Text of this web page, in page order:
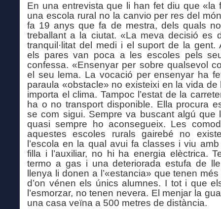
En una entrevista que li han fet diu que «la
una escola rural no lacanvio per resdel
fa 19 anysque fa de mestra, dels quals
treballant a la ciutat. «La meva decisió es
tranquil·litat del medi i el suport de la gent.
els pares van poca a
les escoles pels
confessa. «Ensenyar per sobre qualsevol
el seu lema. La vocació per ensenyar ha
paraula «obstacle» no existeixi en la vida de
importa el clima. Tampoc l’estat de la
ha o no transport disponible. Ella procura
se com sigui. Sempre va buscant algú que
quasi sempre ho aconsegueix. Les
aquestes escoles rurals gairebé no
l’escola en la qual avui fa classes i viu
filla i l’auxiliar, no hi ha energia elèctrica.
termo a gas i una deteriorada estufade
llenya li donen a l’«estancia» que tenen
d’on vénen els únics alumnes. I tot i que
l’esmorzar, no tenen nevera. El menjar la
una casa veïna a 500 metres de distància.